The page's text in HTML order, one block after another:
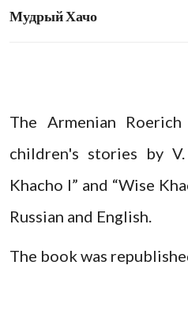
Мудрый Хачо
The Armenian
children's stories by
Khacho I” and “Wise
Russian and English.
The book was